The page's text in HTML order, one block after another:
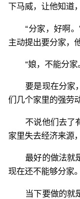
下马威，让他知道
“分家，好啊
主动提出要分家，
“娘，不能分家
要是现在分家
们几个家里的强劳
不说他们去了
家里失去经济来源
最好的做法就
现在还不能够分家。
当下要做的就